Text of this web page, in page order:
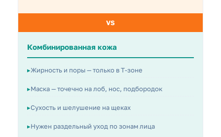
VS
Комбинированная кожа
Жирность и поры — только в Т-зоне
Маска — точечно на лоб, нос, подбородок
Сухость и шелушение на щеках
Нужен раздельный уход по зонам лица